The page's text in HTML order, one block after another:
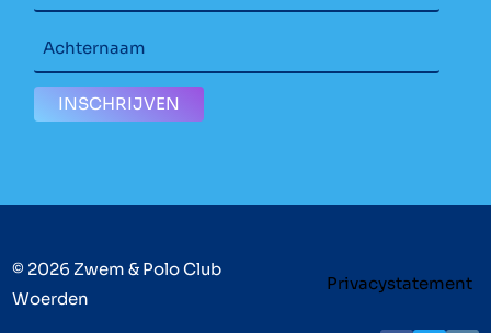
© 2026 Zwem & Polo Club
Woerden
Privacystatement